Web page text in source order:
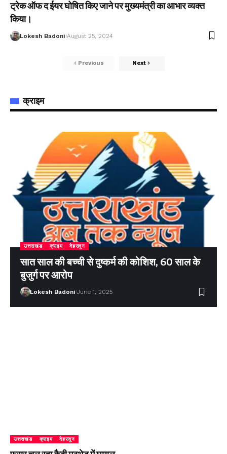
ट्रेक ऑफ द ईयर घोषित किए जाने पर मुख्यमंत्री का आभार व्यक्त
किया।
Lokesh Badoni August 25, 2024
Previous Next
क्राइम
उत्तराखंड क्राइम देहरादून
सात साल की बच्ची से दुष्कर्म की कोशिश, 60 साल के
बुजुर्ग पर आरोप
Lokesh Badoni June 1, 2025
उत्तराखंड क्राइम देहरादून